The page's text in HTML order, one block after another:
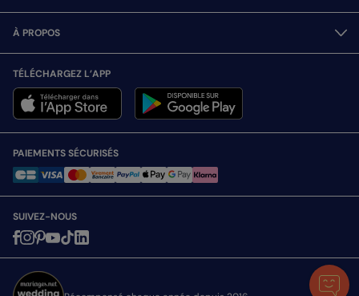
À PROPOS
TÉLÉCHARGEZ L’APP
PAIEMENTS SÉCURISÉS
SUIVEZ-NOUS